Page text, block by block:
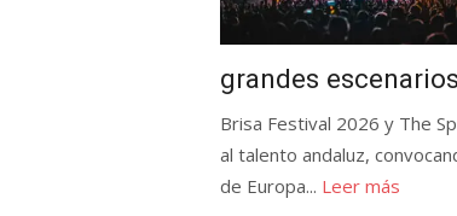
grandes
Brisa Festival 2026 y The
al talento andaluz,
de Europa... Leer más